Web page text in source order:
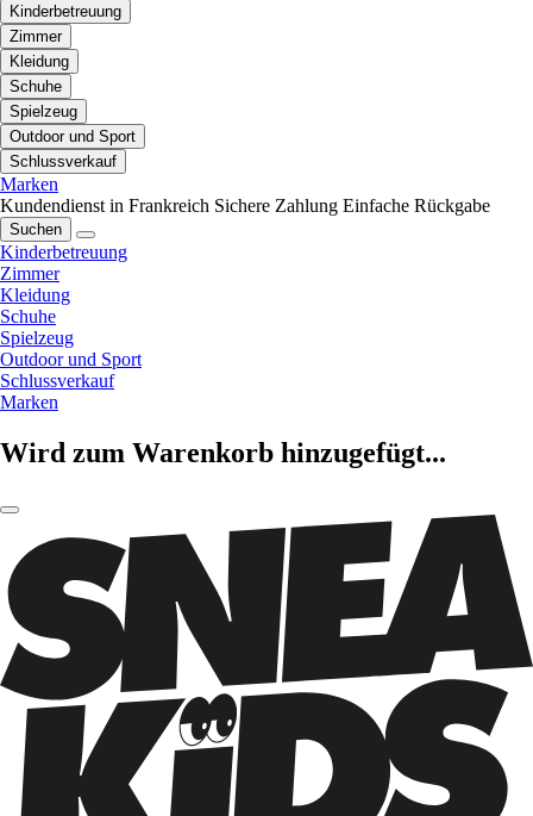
Kinderbetreuung
Zimmer
Kleidung
Schuhe
Spielzeug
Outdoor und Sport
Schlussverkauf
Marken
Kundendienst in Frankreich Sichere Zahlung Einfache Rückgabe
Suchen
Kinderbetreuung
Zimmer
Kleidung
Schuhe
Spielzeug
Outdoor und Sport
Schlussverkauf
Marken
Wird zum Warenkorb hinzugefügt...